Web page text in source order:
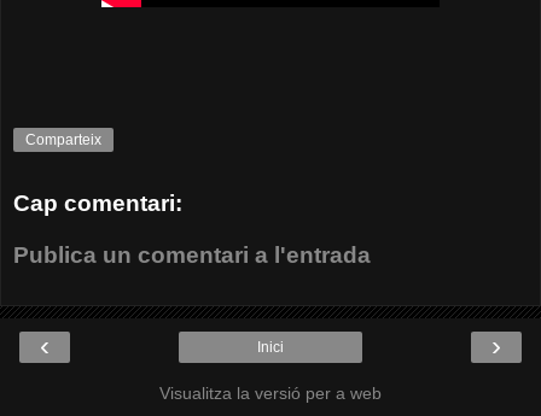
Comparteix
Cap comentari:
Publica un comentari a l'entrada
‹ ›
Inici
Visualitza la versió per a web